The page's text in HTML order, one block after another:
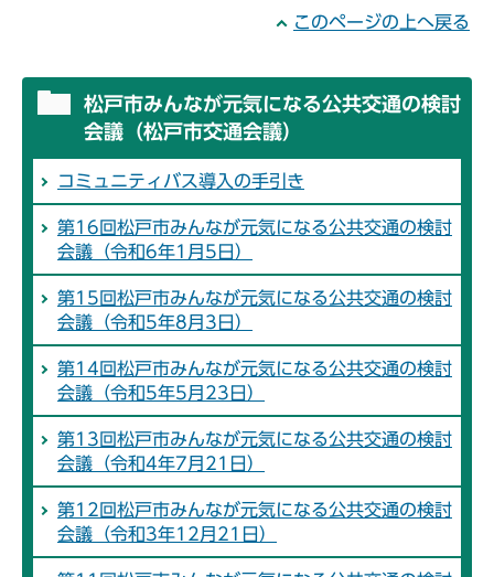
このページの上へ戻る
松戸市みんなが元気になる公共交通の検討
会議（松戸市交通会議）
コミュニティバス導入の手引き
第16回松戸市みんなが元気になる公共交通の検討
会議（令和6年1月5日）
第15回松戸市みんなが元気になる公共交通の検討
会議（令和5年8月3日）
第14回松戸市みんなが元気になる公共交通の検討
会議（令和5年5月23日）
第13回松戸市みんなが元気になる公共交通の検討
会議（令和4年7月21日）
第12回松戸市みんなが元気になる公共交通の検討
会議（令和3年12月21日）